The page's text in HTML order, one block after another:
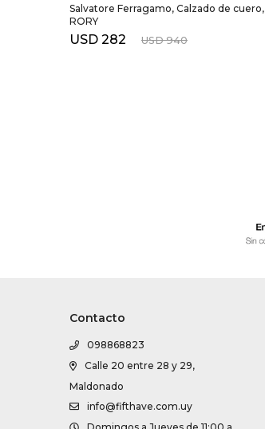
Salvatore Ferragamo, Calzado de cuero,
RORY
USD 282 USD 940
Contacto
098868823
Calle 20 entre 28 y 29,
Maldonado
info@fifthave.com.uy